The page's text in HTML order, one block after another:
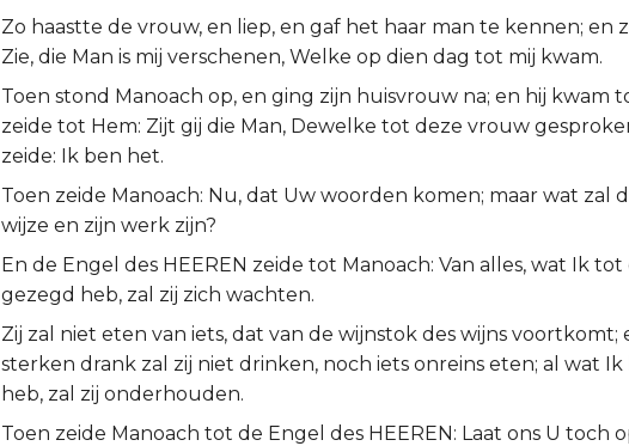
Zo haastte de vrouw, en liep, en gaf het haar man te kennen; en
Zie, die Man is mij verschenen, Welke op dien dag tot mij kwam.
Toen stond Manoach op, en ging zijn huisvrouw na; en hij kwam
zeide tot Hem: Zijt gij die Man, Dewelke tot deze vrouw
zeide: Ik ben het.
Toen zeide Manoach: Nu, dat Uw woorden komen; maar wat zal
wijze en zijn werk zijn?
En de Engel des HEEREN zeide tot Manoach: Van alles, wat Ik
gezegd heb, zal zij zich wachten.
Zij zal niet eten van iets, dat van de wijnstok des wijns voortkomt;
sterken drank zal zij niet drinken, noch iets onreins eten; al wat
heb, zal zij onderhouden.
Toen zeide Manoach tot de Engel des HEEREN: Laat ons U toch